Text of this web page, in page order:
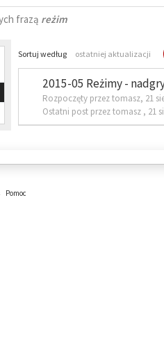
frazą reżim
Sortuj według ostatniej aktualizacji
2015-05 Reżimy -
Rozpoczęty przez tomasz, 21
Ostatni post przez tomasz , 21
Pomoc